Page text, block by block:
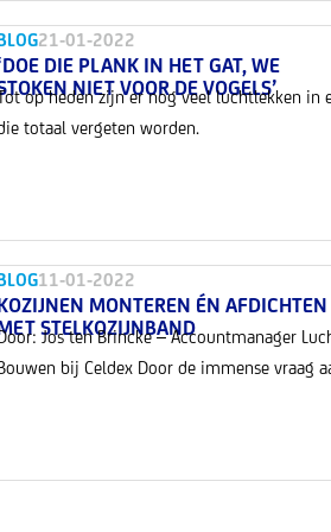
21-01-2022
DIE PLANK IN HET GAT, WE
NIET VOOR DE VOGELS’
op heden zijn er nog veel luchtlekken in
totaal vergeten worden.
11-01-2022
MONTEREN ÉN AFDICHTEN
STELKOZIJNBAND
Jos ten Brincke – Accountmanager
bij Celdex Door de immense vraag